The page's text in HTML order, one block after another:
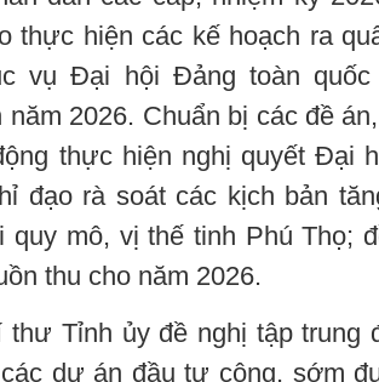
thực hiện các kế hoạch ra
vụ Đại hội Đảng toàn
năm 2026. Chuẩn bị các đề
thực hiện nghị quyết Đại
đạo rà soát các kịch bản
quy mô, vị thế tinh Phú Thọ;
thu cho năm 2026.
Tỉnh ủy đề nghị tập trung
dự án đầu tư công, sớm